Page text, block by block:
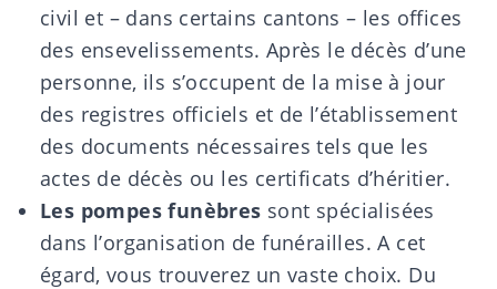
civil et – dans certains cantons – les offices
des ensevelissements. Après le décès d’une
personne, ils s’occupent de la mise à jour
des registres officiels et de l’établissement
des documents nécessaires tels que les
actes de décès ou les certificats d’héritier.
Les pompes funèbres sont spécialisées
dans l’organisation de funérailles. A cet
égard, vous trouverez un vaste choix. Du